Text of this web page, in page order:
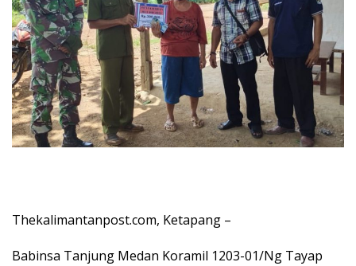
Thekalimantanpost.com, Ketapang –
Babinsa Tanjung Medan Koramil 1203-01/Ng Tayap